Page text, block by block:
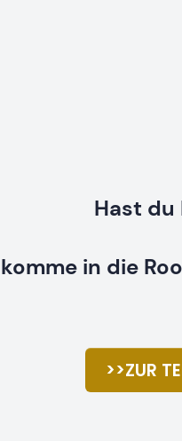
Hast du
in die
>>ZUR